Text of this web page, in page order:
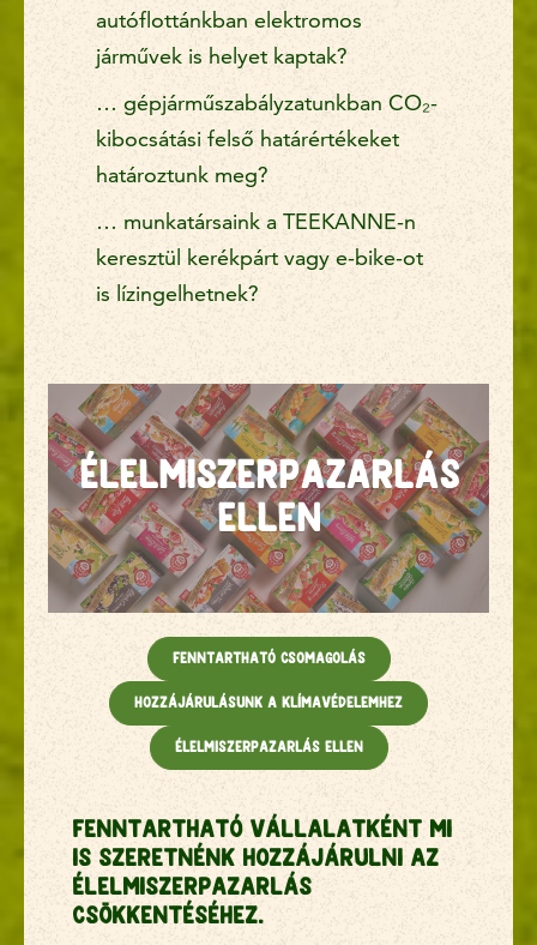
autóflottánkban elektromos
járművek is helyet kaptak?
… gépjárműszabályzatunkban CO₂-
kibocsátási felső határértékeket
határoztunk meg?
… munkatársaink a TEEKANNE-n
keresztül kerékpárt vagy e-bike-ot
is lízingelhetnek?
Élelmiszerpazarlás
ellen
Fenntartható csomagolás
Hozzájárulásunk a klímavédelemhez
Élelmiszerpazarlás ellen
Fenntartható vállalatként mi
is szeretnénk hozzájárulni az
élelmiszerpazarlás
csökkentéséhez.